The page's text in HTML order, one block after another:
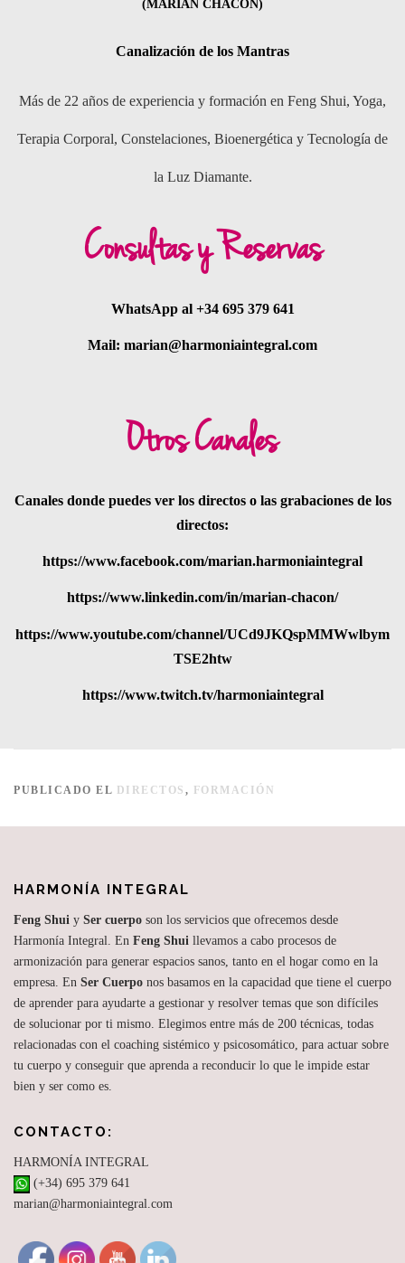
(MARIAN CHACÓN)
Canalización de los Mantras
Más de 22 años de experiencia y formación en Feng Shui, Yoga,
Terapia Corporal, Constelaciones, Bioenergética y Tecnología de
la Luz Diamante.
Consultas y Reservas
WhatsApp al +34 695 379 641
Mail: marian@harmoniaintegral.com
Otros Canales
Canales donde puedes ver los directos o las grabaciones de los
directos:
https://www.facebook.com/marian.harmoniaintegral
https://www.linkedin.com/in/marian-chacon/
https://www.youtube.com/channel/UCd9JKQspMMWwlbym
TSE2htw
https://www.twitch.tv/harmoniaintegral
PUBLICADO EL DIRECTOS , FORMACIÓN
HARMONÍA INTEGRAL
Feng Shui y Ser cuerpo son los servicios que ofrecemos desde
Harmonía Integral. En Feng Shui llevamos a cabo procesos de
armonización para generar espacios sanos, tanto en el hogar como en la
empresa. En Ser Cuerpo nos basamos en la capacidad que tiene el cuerpo
de aprender para ayudarte a gestionar y resolver temas que son difíciles
de solucionar por ti mismo. Elegimos entre más de 200 técnicas, todas
relacionadas con el coaching sistémico y psicosomático, para actuar sobre
tu cuerpo y conseguir que aprenda a reconducir lo que le impide estar
bien y ser como es.
CONTACTO:
HARMONÍA INTEGRAL
(+34) 695 379 641
marian@harmoniaintegral.com